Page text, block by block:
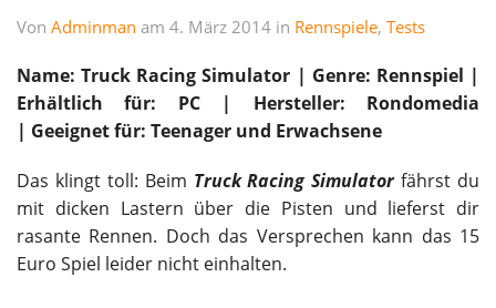
Von Adminman am 4. März 2014 in Rennspiele, Tests
Name: Truck Racing Simulator | Genre: Rennspiel |
Erhältlich für: PC | Hersteller: Rondomedia
| Geeignet für: Teenager und Erwachsene
Das klingt toll: Beim Truck Racing Simulatorfährst du
mit dicken Lastern über die Pisten und lieferst dir
rasante Rennen. Doch das Versprechen kann das 15
Euro Spiel leider nicht einhalten.